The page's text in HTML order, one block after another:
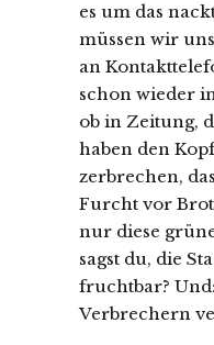
es um das
müssen wir
an
schon wieder
ob in Zeitung,
haben den
zerbrechen,
Furcht vor
nur diese
sagst du, die
fruchtbar?
Verbrechern